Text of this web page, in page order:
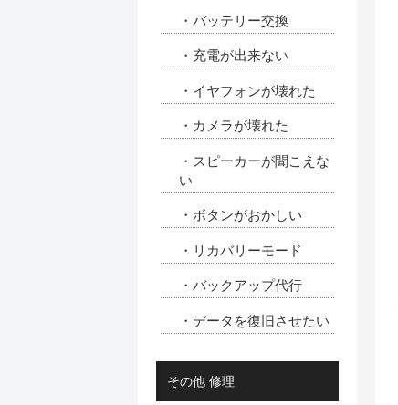
・バッテリー交換
・充電が出来ない
・イヤフォンが壊れた
・カメラが壊れた
・スピーカーが聞こえな
い
・ボタンがおかしい
・リカバリーモード
・バックアップ代行
・データを復旧させたい
その他 修理